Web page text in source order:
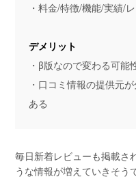
・料金/特徴/機能/実績/
デメリット
・β版なので変わる可能
・口コミ情報の提供元
ある
毎日新着レビューも掲載さ
うな情報が増えていきそう